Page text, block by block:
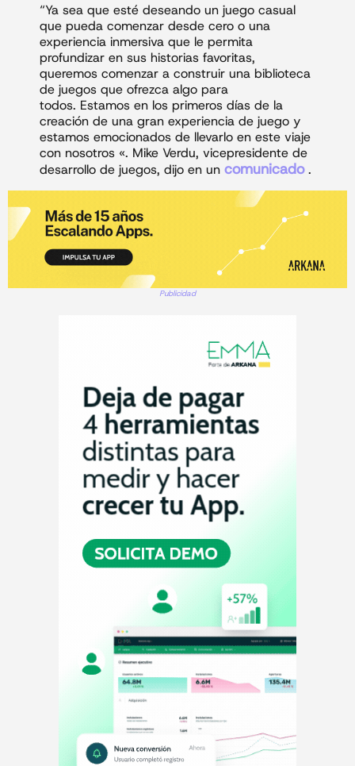
“Ya sea que esté deseando un juego casual
que pueda comenzar desde cero o una
experiencia inmersiva que le permita
profundizar en sus historias favoritas,
queremos comenzar a construir una biblioteca
de juegos que ofrezca algo para
todos. Estamos en los primeros días de la
creación de una gran experiencia de juego y
estamos emocionados de llevarlo en este viaje
con nosotros «. Mike Verdu, vicepresidente de
desarrollo de juegos, dijo en un comunicado.
Publicidad